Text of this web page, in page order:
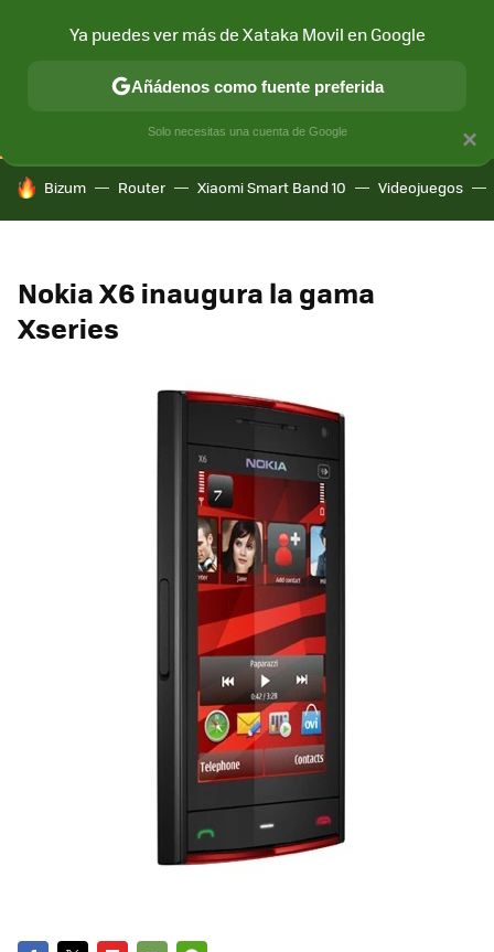
CONECTIVIDAD MÓVIL Y SOCIEDAD APLICACIONES
HOY SE HABLA DE
Bizum Router Xiaomi Smart Band 10 Videojuegos
Nokia X6 inaugura la gama
Xseries
×
Ya puedes ver más de Xataka Movil en Google
Añádenos como fuente preferida
Solo necesitas una cuenta de Google